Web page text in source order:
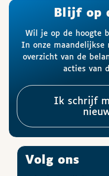
Blijf op
Wil je op de hoogte
In onze
overzicht van de
acties van
Ik schrijf me in voor de
Volg ons